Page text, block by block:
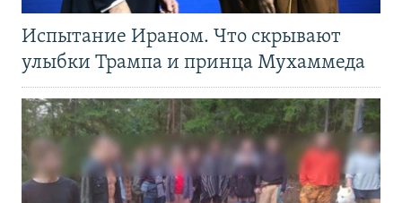
Испытание Ираном. Что скрывают
улыбки Трампа и принца Мухаммеда